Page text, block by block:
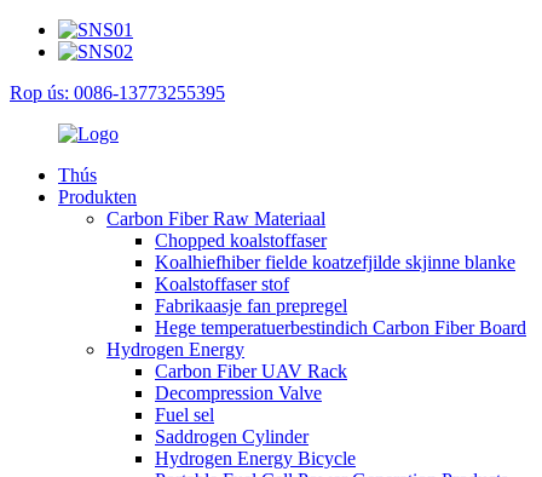
Rop ús: 0086-13773255395
Thús
Produkten
Carbon Fiber Raw Materiaal
Chopped koalstoffaser
Koalhiefhiber fielde koatzefjilde skjinne blanke
Koalstoffaser stof
Fabrikaasje fan prepregel
Hege temperatuerbestindich Carbon Fiber Board
Hydrogen Energy
Carbon Fiber UAV Rack
Decompression Valve
Fuel sel
Saddrogen Cylinder
Hydrogen Energy Bicycle